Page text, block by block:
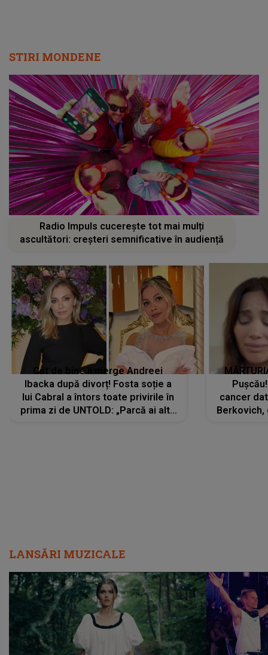
STIRI MONDENE
Radio Impuls cucerește tot mai mulți
ascultători: creșteri semnificative în audiență
Cât de bine îi merge Andreei
Ibacka după divorț! Fosta soție a
lui Cabral a întors toate privirile în
prima zi de UNTOLD: „Parcă ai altă
cancer
Berkovich,
LANSĂRI MUZICALE